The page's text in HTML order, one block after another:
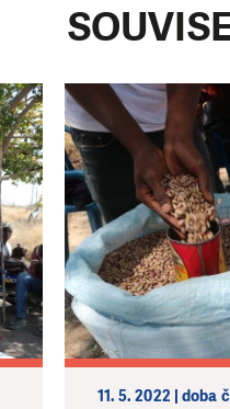
11. 5. 2022 | doba